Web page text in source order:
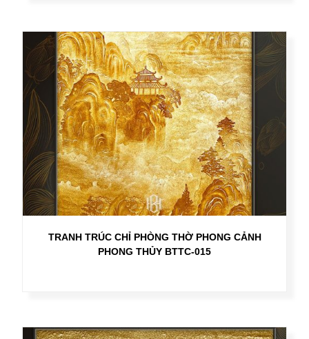
TRANH TRÚC CHỈ PHÒNG THỜ PHONG CẢNH
PHONG THỦY BTTC-015